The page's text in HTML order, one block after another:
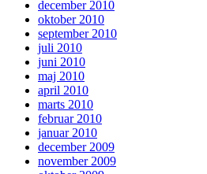
december 2010
oktober 2010
september 2010
juli 2010
juni 2010
maj 2010
april 2010
marts 2010
februar 2010
januar 2010
december 2009
november 2009